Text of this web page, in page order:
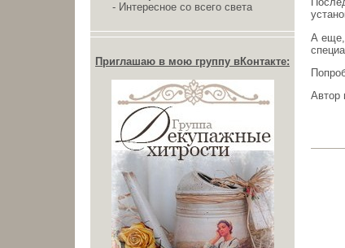
- Интересное со всего света
Приглашаю в мою группу вКонтакте:
А еще,
Автор